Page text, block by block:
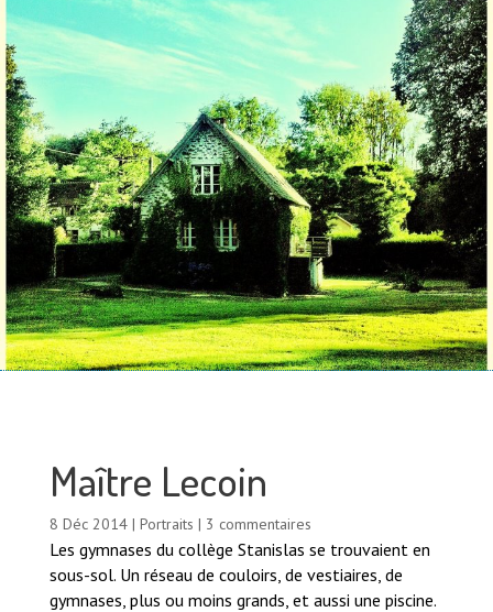
Maître Lecoin
8 Déc 2014| Portraits | 3 commentaires
Les gymnases du collège Stanislas se trouvaient en
sous-sol. Un réseau de couloirs, de vestiaires, de
gymnases, plus ou moins grands, et aussi une piscine.